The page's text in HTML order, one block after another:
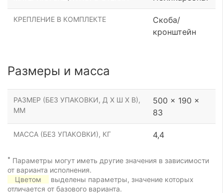
КРЕПЛЕНИЕ В КОМПЛЕКТЕ
Скоба/
кронштейн
Размеры и масса
РАЗМЕР (БЕЗ УПАКОВКИ, Д Х Ш Х В),
ММ
500 x 190 x
83
МАССА (БЕЗ УПАКОВКИ), КГ 4,4
* Параметры могут иметь другие значения в зависимости
от варианта исполнения.
Цветом
выделены параметры, значение которых
отличается от базового варианта.